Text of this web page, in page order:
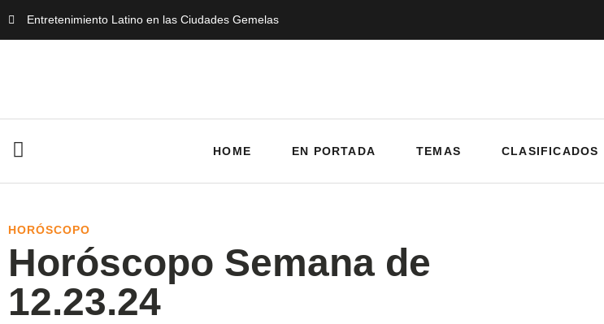
Entretenimiento Latino en las Ciudades Gemelas
HOME EN PORTADA TEMAS CLASIFICADOS
HORÓSCOPO
Horóscopo Semana de
12.23.24